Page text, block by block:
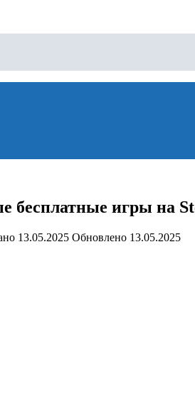
бесплатные игры на
13.05.2025 Обновлено 13.05.2025